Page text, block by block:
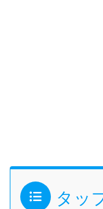
タッ